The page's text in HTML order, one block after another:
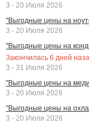
3 - 20 Июля 2026
"Выгодные цены на
3 - 20 Июля 2026
"Выгодные цены на
Закончилась 6 дней
3 - 31 Июля 2026
"Выгодные цены на
3 - 20 Июля 2026
"Выгодные цены на
3 - 20 Июля 2026